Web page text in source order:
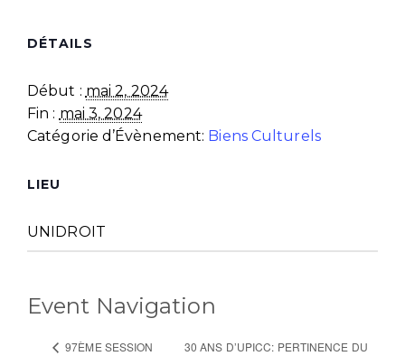
DÉTAILS
Début : mai 2, 2024
Fin : mai 3, 2024
Catégorie d’Évènement: Biens Culturels
LIEU
UNIDROIT
Event Navigation
97ÈME SESSION
30 ANS D’UPICC: PERTINENCE DU